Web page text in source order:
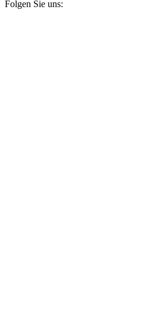
Folgen Sie uns: